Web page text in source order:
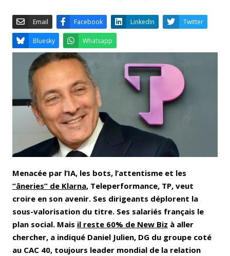
Email Facebook LinkedIn
Bluesky Whatsapp
Menacée par l’IA, les bots, l’attentisme et les
“âneries” de Klarna, Teleperformance, TP, veut
croire en son avenir. Ses dirigeants déplorent la
sous-valorisation du titre. Ses salariés français le
plan social. Mais il reste 60% de New Biz à aller
chercher, a indiqué Daniel Julien, DG du groupe coté
au CAC 40, toujours leader mondial de la relation